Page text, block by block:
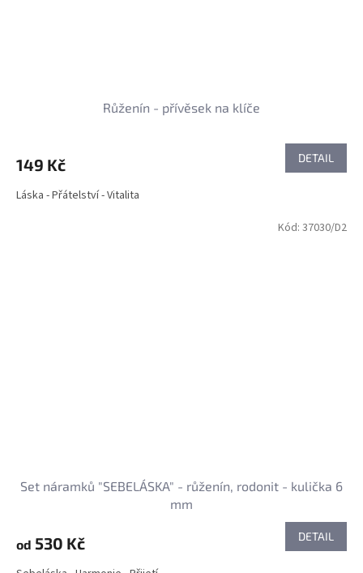
Růženín - přívěsek na klíče
149 Kč DETAIL
Láska - Přátelství - Vitalita
Set náramků "SEBELÁSKA" - růženín, rodonit - kulička 6
mm
od 530 Kč DETAIL
Kód: 37030/D2